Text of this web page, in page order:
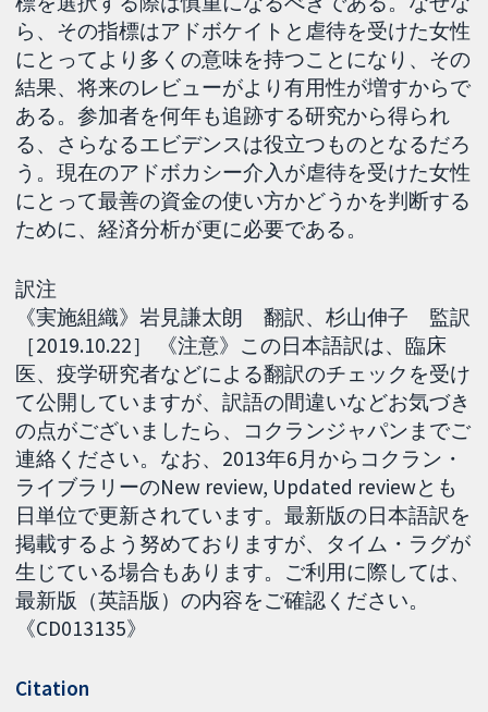
ら、その指標はアドボケイトと虐待を受けた女性
にとってより多くの意味を持つことになり、その
結果、将来のレビューがより有用性が増すからで
ある。参加者を何年も追跡する研究から得られ
る、さらなるエビデンスは役立つものとなるだろ
う。現在のアドボカシー介入が虐待を受けた女性
にとって最善の資金の使い方かどうかを判断する
ために、経済分析が更に必要である。
訳注
《実施組織》岩見謙太朗 翻訳、杉山伸子 監訳
［2019.10.22］ 《注意》この日本語訳は、臨床
医、疫学研究者などによる翻訳のチェックを受け
て公開していますが、訳語の間違いなどお気づき
の点がございましたら、コクランジャパンまでご
連絡ください。なお、2013年6月からコクラン・
ライブラリーのNew review, Updated reviewとも
日単位で更新されています。最新版の日本語訳を
掲載するよう努めておりますが、タイム・ラグが
生じている場合もあります。ご利用に際しては、
最新版（英語版）の内容をご確認ください。
《CD013135》
Citation